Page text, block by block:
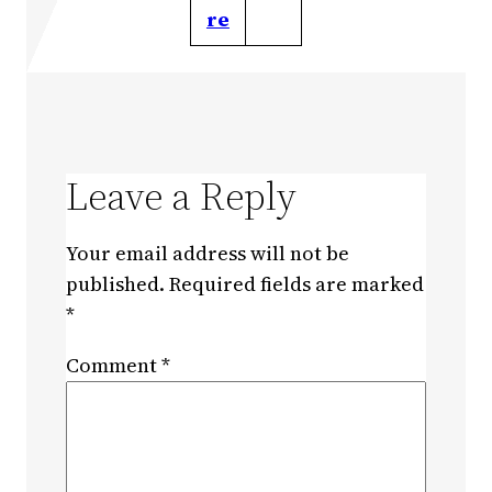
re
Leave a Reply
Your email address will not be
published. Required fields are marked
*
Comment*